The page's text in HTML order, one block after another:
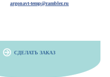
argonavt-temp@rambler.ru
СДЕЛАТЬ ЗАКАЗ